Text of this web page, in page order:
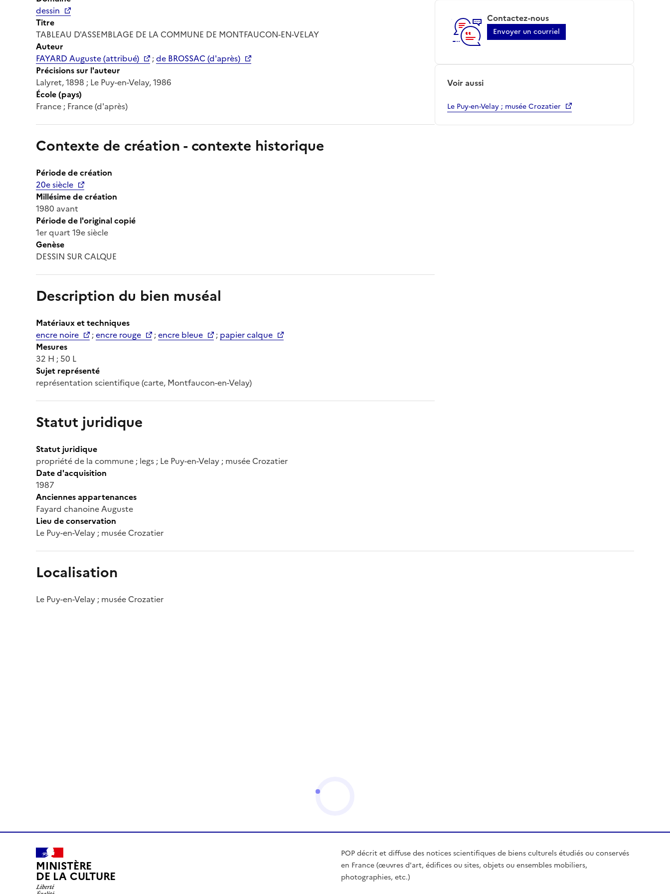
dessin
Titre
TABLEAU D'ASSEMBLAGE DE LA COMMUNE DE MONTFAUCON-EN-VELAY
Auteur
FAYARD Auguste (attribué)
;de BROSSAC (d'après)
Précisions sur l'auteur
Lalyret, 1898 ; Le Puy-en-Velay, 1986
École (pays)
France ; France (d'après)
Contexte de création - contexte historique
Période de création
20e siècle
Millésime de création
1980 avant
Période de l'original copié
1er quart 19e siècle
Genèse
DESSIN SUR CALQUE
Description du bien muséal
Matériaux et techniques
encre noire
;encre rouge ;encre bleue ; papier calque
Mesures
32 H ; 50 L
Sujet représenté
représentation scientifique (carte, Montfaucon-en-Velay)
Statut juridique
Statut juridique
propriété de la commune ; legs ; Le Puy-en-Velay ; musée Crozatier
Date d'acquisition
1987
Anciennes appartenances
Fayard chanoine Auguste
Lieu de conservation
Le Puy-en-Velay ; musée Crozatier
Contactez-nous
Envoyer un courriel
Voir aussi
Le Puy-en-Velay ; musée Crozatier
Localisation
Le Puy-en-Velay ; musée Crozatier
MINISTÈRE
DE LA CULTURE
POP décrit et diffuse des notices scientifiques de biens culturels étudiés ou conservés
en France (œuvres d'art, édifices ou sites, objets ou ensembles mobiliers,
photographies, etc.)